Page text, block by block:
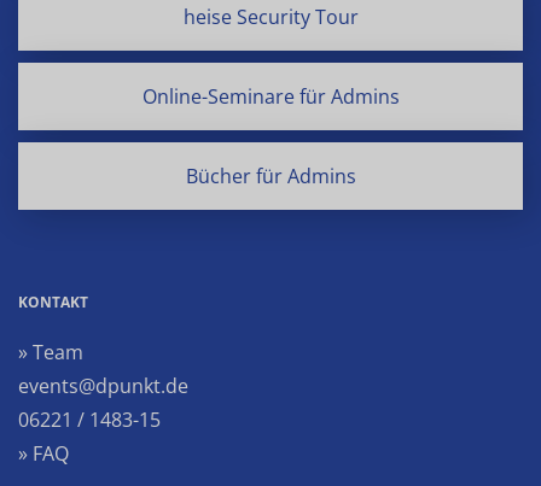
heise Security Tour
Online-Seminare für Admins
Bücher für Admins
KONTAKT
» Team
events@dpunkt.de
06221 / 1483-15
» FAQ